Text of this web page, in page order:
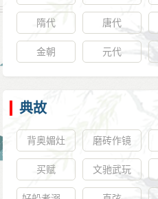
隋代 唐代
金朝 元代
典故
背奥媚灶 磨砖作镜
买赋 文驰武玩